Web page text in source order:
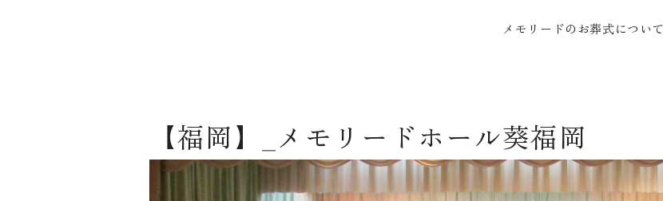
メモリードのお葬式について
【福岡】_メモリードホール葵福岡